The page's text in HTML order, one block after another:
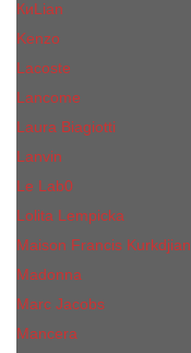
КиLian
Kenzo
Lacoste
Lancome
Laura Biagiotti
Lanvin
Lе Lab0
Lolita Lempicka
Maison Francis Kurkdjian
Madonna
Marc Jacobs
Mancera